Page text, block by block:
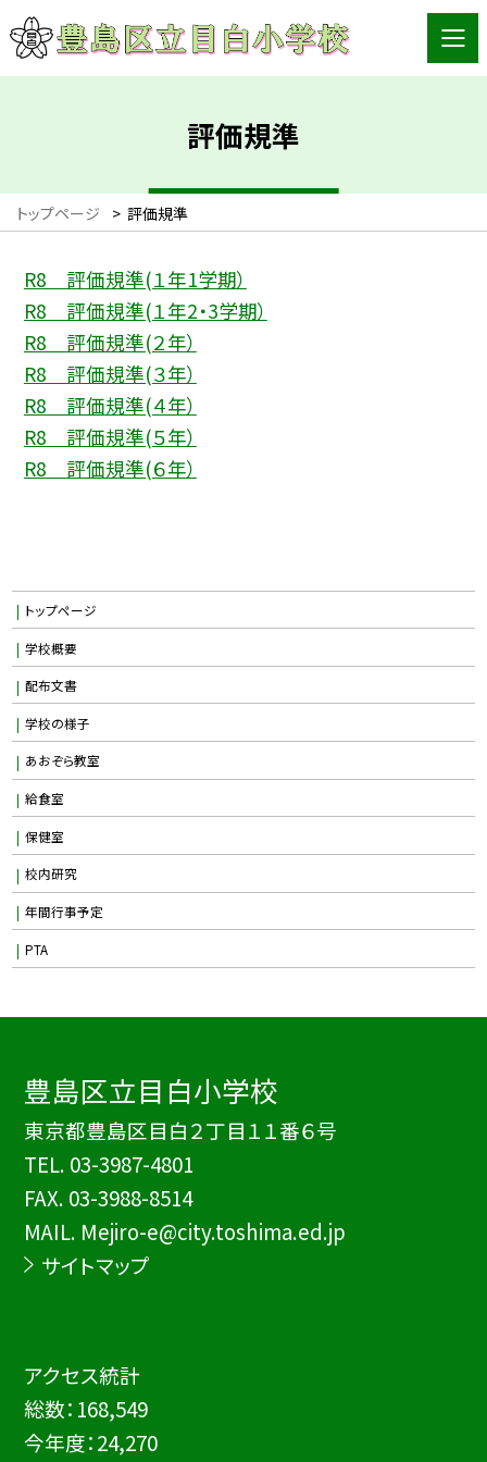
評価規準
トップページ > 評価規準
R8 評価規準(１年1学期）
R8 評価規準(１年2・3学期）
R8 評価規準(２年）
R8 評価規準(３年）
R8 評価規準(４年）
R8 評価規準(５年）
R8 評価規準(６年）
トップページ
学校概要
配布文書
学校の様子
あおぞら教室
給食室
保健室
校内研究
年間行事予定
PTA
豊島区立目白小学校
東京都豊島区目白２丁目１１番６号
TEL. 03-3987-4801
FAX. 03-3988-8514
MAIL. Mejiro-e@city.toshima.ed.jp
サイトマップ
アクセス統計
総数： 168,549
今年度：24,270